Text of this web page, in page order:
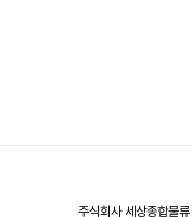
주식회사 세상종합물류